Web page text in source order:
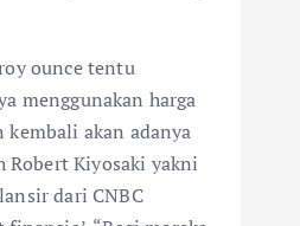
ounce tentu
menggunakan harga
kembali akan adanya
Robert Kiyosaki yakni
dari CNBC